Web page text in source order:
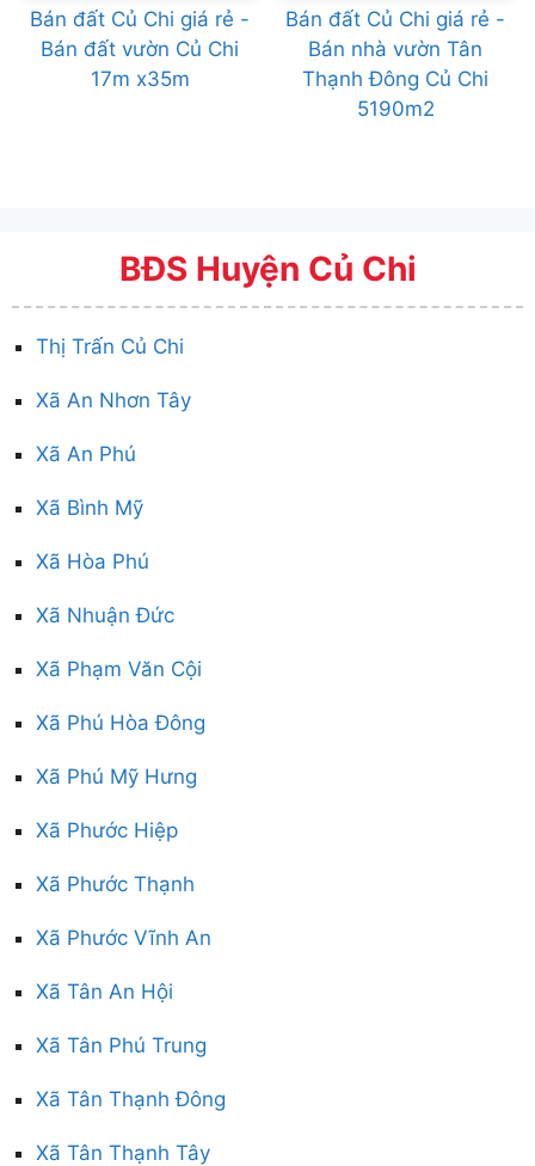
Bán đất Củ Chi giá rẻ -
Bán đất vườn Củ Chi
17m x35m
Bán đất Củ Chi giá rẻ -
Bán nhà vườn Tân
Thạnh Đông Củ Chi
5190m2
BĐS Huyện Củ Chi
Thị Trấn Củ Chi
Xã An Nhơn Tây
Xã An Phú
Xã Bình Mỹ
Xã Hòa Phú
Xã Nhuận Đức
Xã Phạm Văn Cội
Xã Phú Hòa Đông
Xã Phú Mỹ Hưng
Xã Phước Hiệp
Xã Phước Thạnh
Xã Phước Vĩnh An
Xã Tân An Hội
Xã Tân Phú Trung
Xã Tân Thạnh Đông
Xã Tân Thạnh Tây